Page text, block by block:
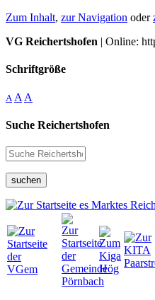
Zum Inhalt, zur Navigation oder
VG Reichertshofen | Online:
Schriftgröße
A A A
Suche Reichertshofen
suchen